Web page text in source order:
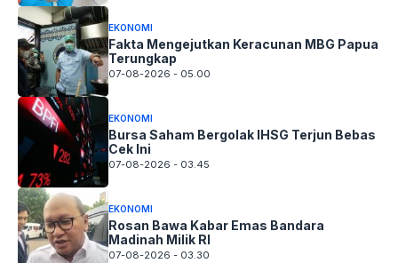
EKONOMI
Fakta Mengejutkan Keracunan MBG Papua
Terungkap
07-08-2026 - 05.00
EKONOMI
Bursa Saham Bergolak IHSG Terjun Bebas
Cek Ini
07-08-2026 - 03.45
EKONOMI
Rosan Bawa Kabar Emas Bandara
Madinah Milik RI
07-08-2026 - 03.30